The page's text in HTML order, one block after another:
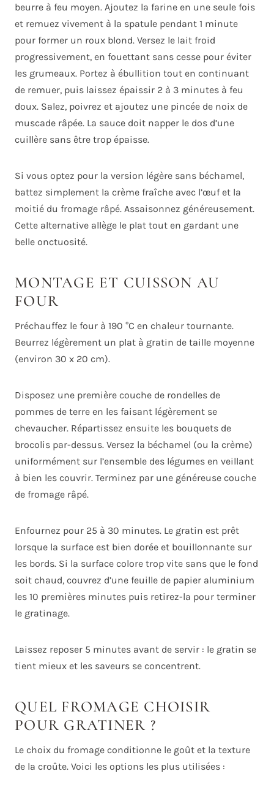
beurre à feu moyen. Ajoutez la farine en une seule fois
et remuez vivement à la spatule pendant 1 minute
pour former un roux blond. Versez le lait froid
progressivement, en fouettant sans cesse pour éviter
les grumeaux. Portez à ébullition tout en continuant
de remuer, puis laissez épaissir 2 à 3 minutes à feu
doux. Salez, poivrez et ajoutez une pincée de noix de
muscade râpée. La sauce doit napper le dos d’une
cuillère sans être trop épaisse.
Si vous optez pour la version légère sans béchamel,
battez simplement la crème fraîche avec l’œuf et la
moitié du fromage râpé. Assaisonnez généreusement.
Cette alternative allège le plat tout en gardant une
belle onctuosité.
MONTAGE ET CUISSON AU
FOUR
Préchauffez le four à 190 °C en chaleur tournante.
Beurrez légèrement un plat à gratin de taille moyenne
(environ 30 x 20 cm).
Disposez une première couche de rondelles de
pommes de terre en les faisant légèrement se
chevaucher. Répartissez ensuite les bouquets de
brocolis par-dessus. Versez la béchamel (ou la crème)
uniformément sur l’ensemble des légumes en veillant
à bien les couvrir. Terminez par une généreuse couche
de fromage râpé.
Enfournez pour 25 à 30 minutes. Le gratin est prêt
lorsque la surface est bien dorée et bouillonnante sur
les bords. Si la surface colore trop vite sans que le fond
soit chaud, couvrez d’une feuille de papier aluminium
les 10 premières minutes puis retirez-la pour terminer
le gratinage.
Laissez reposer 5 minutes avant de servir : le gratin se
tient mieux et les saveurs se concentrent.
QUEL FROMAGE CHOISIR
POUR GRATINER ?
Le choix du fromage conditionne le goût et la texture
de la croûte. Voici les options les plus utilisées :